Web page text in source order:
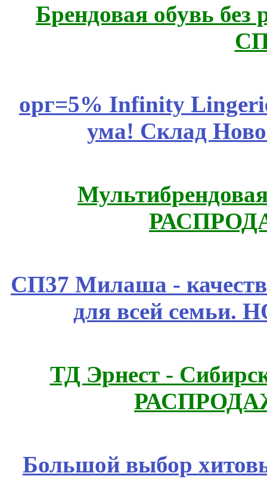
Брендовая обувь без
орг=5% Infinity
ума! Склад
СП37 Милаша -
для всей семьи.
ТД Эрнест -
Большой выбор